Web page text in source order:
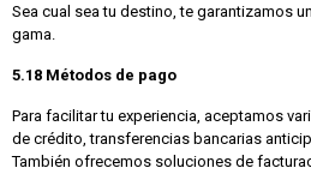
Sea cual sea tu destino, te garantizamos
gama.
5.18 Métodos de pago
Para facilitar tu experiencia, aceptamos
de crédito, transferencias bancarias
También ofrecemos soluciones de